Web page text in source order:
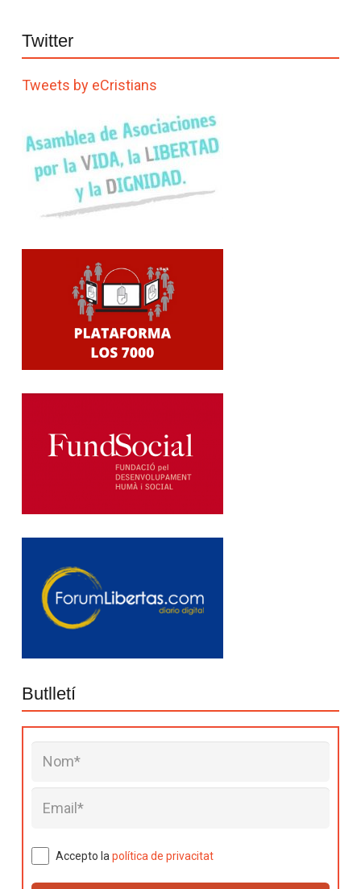
Twitter
Tweets by eCristians
Butlletí
Accepto la política de privacitat